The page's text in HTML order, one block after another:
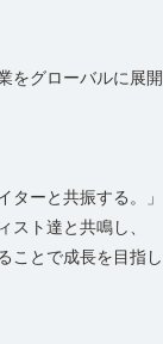
をグローバルに展開
ターと共振する。」
ト達と共鳴し、
ことで成長を目指し